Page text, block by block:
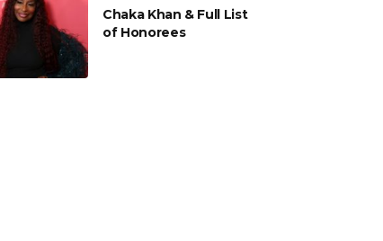
Chaka Khan & Full List
of Honorees